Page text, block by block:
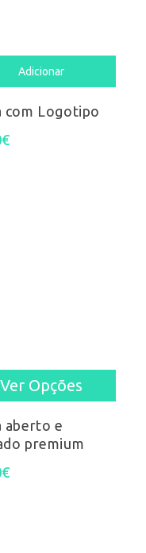
Adicionar
com Logotipo
€
Ver Opções
aberto e
premium
€